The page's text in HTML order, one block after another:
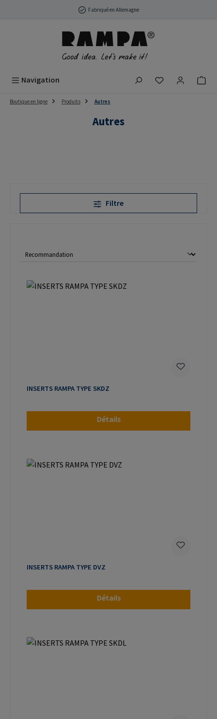
Passer au contenu principalFabriqué en Allemagne
Navigation Vous avez 0
Boutique en ligne Produits Autres
Autres
Filtre
INSERTS RAMPA TYPE SKDZ
Détails
INSERTS RAMPA TYPE DVZ
Détails